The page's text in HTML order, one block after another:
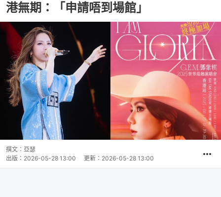
港無期：「申請唔到場館」
撰文： 亞瑟
出版： 2026-05-28 13:00 更新： 2026-05-28 13:00